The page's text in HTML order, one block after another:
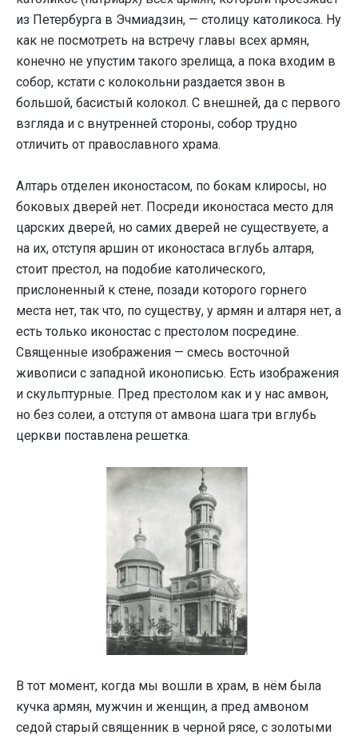
из Петербурга в Эчмиадзин, — столицу католикоса. Ну
как не посмотреть на встречу главы всех армян,
конечно не упустим такого зрелища, а пока входим в
собор, кстати с колокольни раздается звон в
большой, басистый колокол. С внешней, да с первого
взгляда и с внутренней стороны, собор трудно
отличить от православного храма.
Алтарь отделен иконостасом, по бокам клиросы, но
боковых дверей нет. Посреди иконостаса место для
царских дверей, но самих дверей не существуете, a
на их, отступя аршин от иконостаса вглубь алтаря,
стоит престол, на подобие католического,
прислоненный к стене, позади которого горнего
места нет, так что, по существу, у армян и алтаря нет, а
есть только иконостас с престолом посредине.
Священные изображения — смесь восточной
живописи с западной иконописью. Есть изображения
и скульптурные. Пред престолом как и у нас амвон,
но без солеи, а отступя от амвона шага три вглубь
церкви поставлена решетка.
В тот момент, когда мы вошли в храм, в нём была
кучка армян, мужчин и женщин, а пред амвоном
седой старый священник в черной рясе, с золотыми